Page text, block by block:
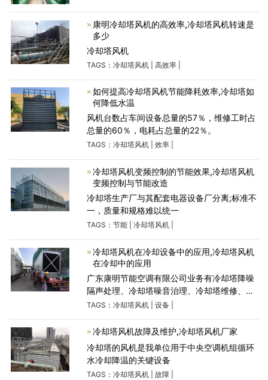
康明冷却塔风机的高效率,冷却塔风机转速是
多少
冷却塔风机
TAGS： 冷却塔风机| 高效率|
如何提高冷却塔风机节能降耗效率,冷却塔如
何降低水温
风机台数占车间设备总量的57％，维修工时占
总量的60％，电耗占总量的22％。
TAGS： 冷却塔风机| 效率|
冷却塔风机变频控制的节能效果,冷却塔风机
变频控制与节能改造
冷却塔生产厂与其配套电器设备厂分离;标准不
一，质量和规格难以统一
TAGS： 节能| 冷却塔风机|
冷却塔风机在冷却设备中的应用,冷却塔风机
在冷却中的应用
广东康明节能空调有限公司业务有冷却塔降噪
隔声处理、冷却塔噪音治理、冷却塔维修、冷
却塔节能改造等,冷却塔厂家产品有静音冷却
服务深圳,
TAGS： 冷却塔风机| 设备|
冷却塔风机故障及维护,冷却塔风机厂家
冷却塔的风机是我单位用于中央空调机组循环
水冷却降温的关键设备
TAGS： 冷却塔风机| 故障|